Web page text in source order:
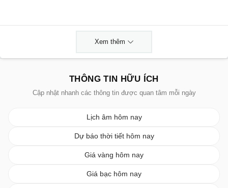
Xem thêm
THÔNG TIN HỮU ÍCH
Cập nhật nhanh các thông tin được quan tâm mỗi ngày
Lịch âm hôm nay
Dự báo thời tiết hôm nay
Giá vàng hôm nay
Giá bạc hôm nay